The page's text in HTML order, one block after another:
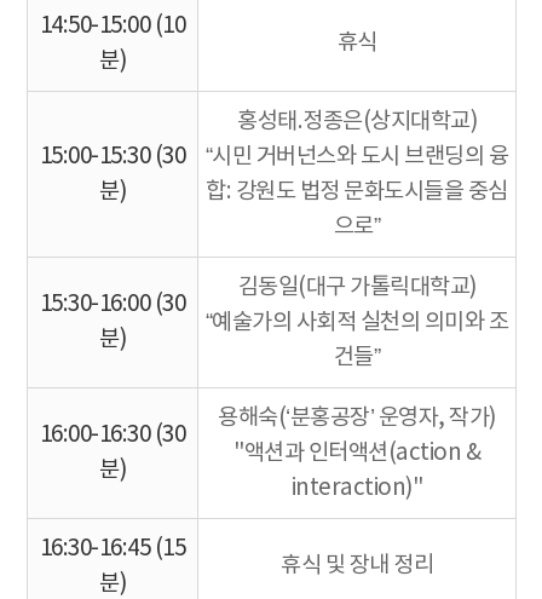
14:50-15:00 (10
분)
휴식
15:00-15:30 (30
분)
홍성태.정종은(상지대학교)
“시민 거버넌스와 도시 브랜딩의 융
합: 강원도 법정 문화도시들을 중심
으로”
15:30-16:00 (30
분)
김동일(대구 가톨릭대학교)
“예술가의 사회적 실천의 의미와 조
건들”
16:00-16:30 (30
분)
용해숙(‘분홍공장’ 운영자, 작가)
"액션과 인터액션(action &
interaction)"
16:30-16:45 (15
분)
휴식 및 장내 정리